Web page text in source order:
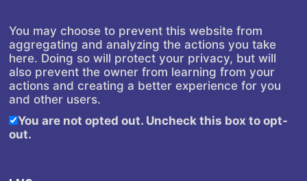
You may choose to prevent this website from
aggregating and analyzing the actions you take
here. Doing so will protect your privacy, but will
also prevent the owner from learning from your
actions and creating a better experience for you
and other users.
You are not opted out. Uncheck this box to opt-
out.